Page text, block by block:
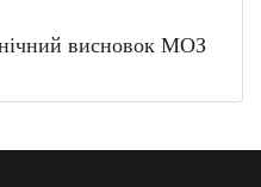
висновок МОЗ